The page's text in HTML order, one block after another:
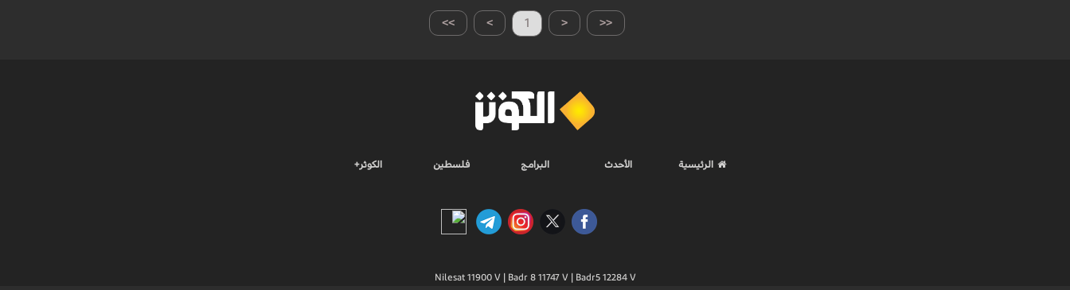
>> > 1 < <<
الرئيسية الأحدث البرامج فلسطين الكوثر+
Nilesat 11900 V | Badr 8 11747 V | Badr5 12284 V